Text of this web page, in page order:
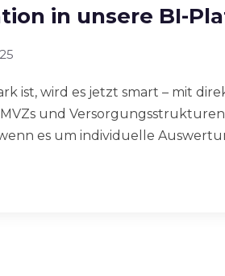
in unsere BI-
ist, wird es jetzt smart – mit
und
es um individuelle